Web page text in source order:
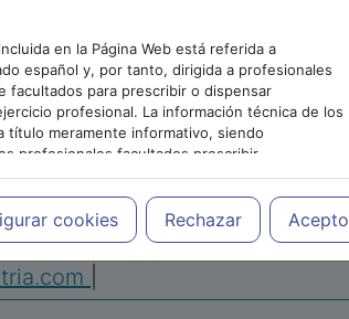
en la Página Web está referida a
español y, por tanto, dirigida a profesionales
facultados para prescribir o dispensar
profesional. La información técnica de los
título meramente informativo, siendo
profesionales facultados prescribir
en cada caso concreto, el tratamiento más
del paciente.
cookies Rechazar Acepto
PUBLICIDAD